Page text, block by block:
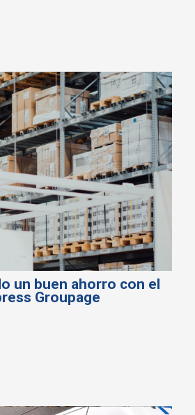
un buen ahorro con el
Groupage